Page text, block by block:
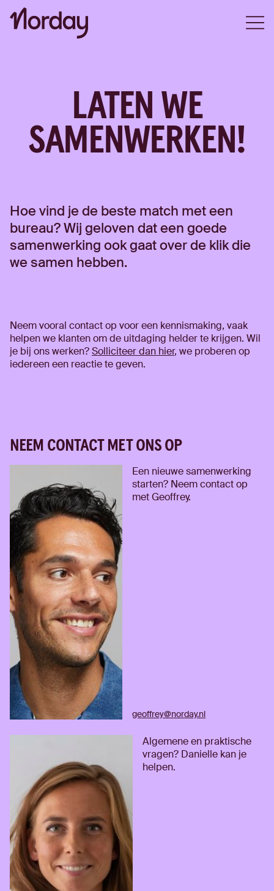
LATEN WE
SAMENWERKEN!
Hoe vind je de beste match met een
bureau? Wij geloven dat een goede
samenwerking ook gaat over de klik die
we samen hebben.
Neem vooral contact op voor een kennismaking, vaak
helpen we klanten om de uitdaging helder te krijgen. Wil
je bij ons werken?Solliciteer dan hier, we proberen op
iedereen een reactie te geven.
NEEM CONTACT MET ONS OP
Een nieuwe samenwerking
starten? Neem contact op
met Geoffrey.
geoffrey@norday.nl
Algemene en praktische
vragen? Danielle kan je
helpen.